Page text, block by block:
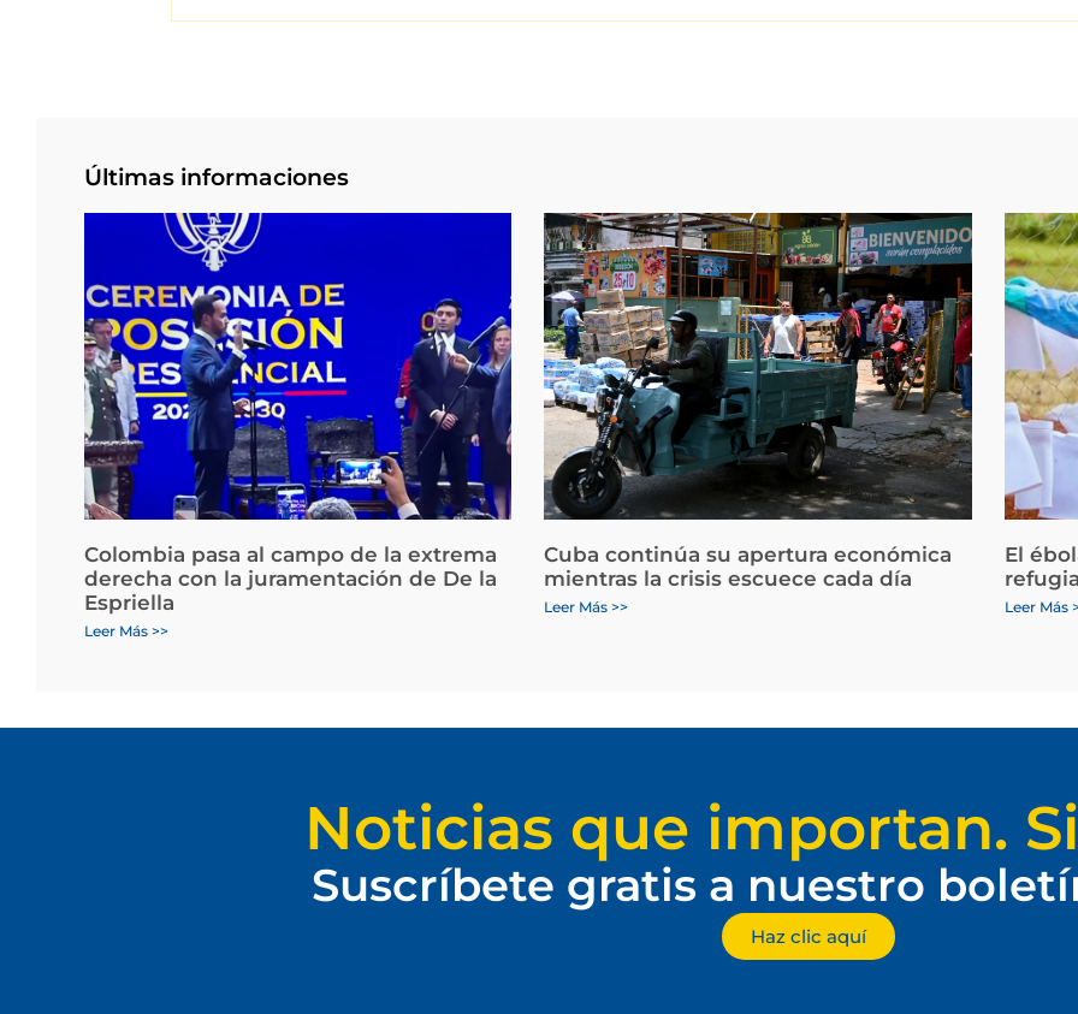
Últimas informaciones
Colombia pasa al campo de la extrema
derecha con la juramentación de De la
Espriella
Leer Más >>
Cuba continúa su apertura económica
mientras la crisis escuece cada día
Leer Más >>
El
Leer Más
Noticias que importan.
Suscríbete gratis a nuestro
Haz clic aquí